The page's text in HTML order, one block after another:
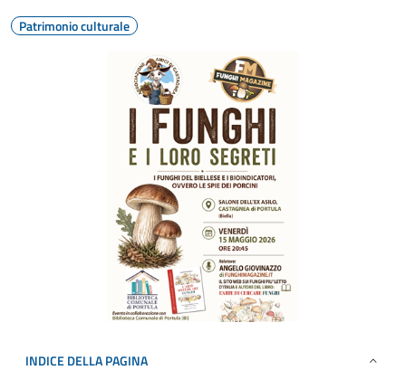
Patrimonio culturale
INDICE DELLA PAGINA